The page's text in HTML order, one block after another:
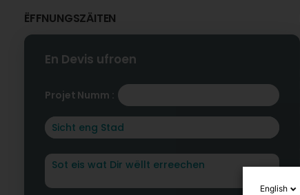
ËFFNUNGSZÄITEN
En Devis ufroen
Projet Numm :
English